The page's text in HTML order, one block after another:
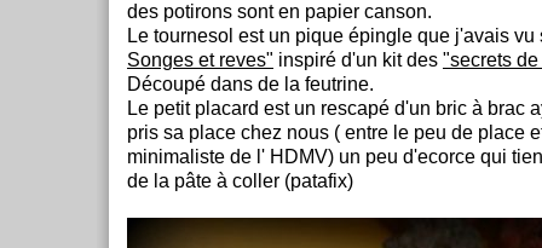
des potirons sont en papier canson.
Le tournesol est un pique épingle que j'avais
Songes et reves" inspiré d'un kit des "secrets
Découpé dans de la feutrine.
Le petit placard est un rescapé d'un bric à brac
pris sa place chez nous ( entre le peu de place
minimaliste de l' HDMV) un peu d'ecorce qui
de la pâte à coller (patafix)